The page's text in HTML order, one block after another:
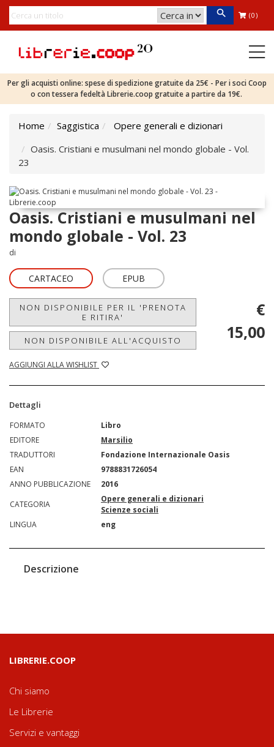
(0)
Per gli acquisti online: spese di spedizione gratuite da 25€ - Per i soci Coop
o con tessera fedeltà Librerie.coop gratuite a partire da 19€.
Home Saggistica
Opere generali e dizionari
Oasis. Cristiani e musulmani nel mondo globale - Vol.
23
Oasis. Cristiani e musulmani nel
mondo globale - Vol. 23
di
CARTACEO EPUB
NON DISPONIBILE PER IL 'PRENOTA
E RITIRA'
NON DISPONIBILE ALL'ACQUISTO
AGGIUNGI ALLA WISHLIST
€
15,00
Dettagli
FORMATO
Libro
EDITORE
Marsilio
TRADUTTORI
Fondazione Internazionale Oasis
EAN
9788831726054
ANNO PUBBLICAZIONE
2016
CATEGORIA
Opere generali e dizionari
Scienze sociali
LINGUA
eng
Descrizione
LIBRERIE.COOP
Chi siamo
Le Librerie
Servizi e vantaggi